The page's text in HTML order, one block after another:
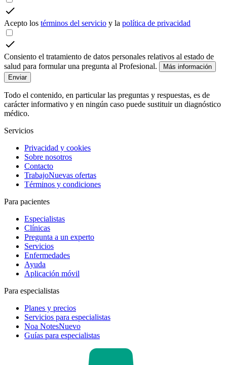
Acepto los términos del servicio y la política de privacidad
Consiento el tratamiento de datos personales relativos al estado de
salud para formular una pregunta al Profesional.
Más información
Enviar
Todo el contenido, en particular las preguntas y respuestas, es de
carácter informativo y en ningún caso puede sustituir un diagnóstico
médico.
Servicios
Privacidad y cookies
Sobre nosotros
Contacto
TrabajoNuevas ofertas
Términos y condiciones
Para pacientes
Especialistas
Clínicas
Pregunta a un experto
Servicios
Enfermedades
Ayuda
Aplicación móvil
Para especialistas
Planes y precios
Servicios para especialistas
Noa NotesNuevo
Guías para especialistas